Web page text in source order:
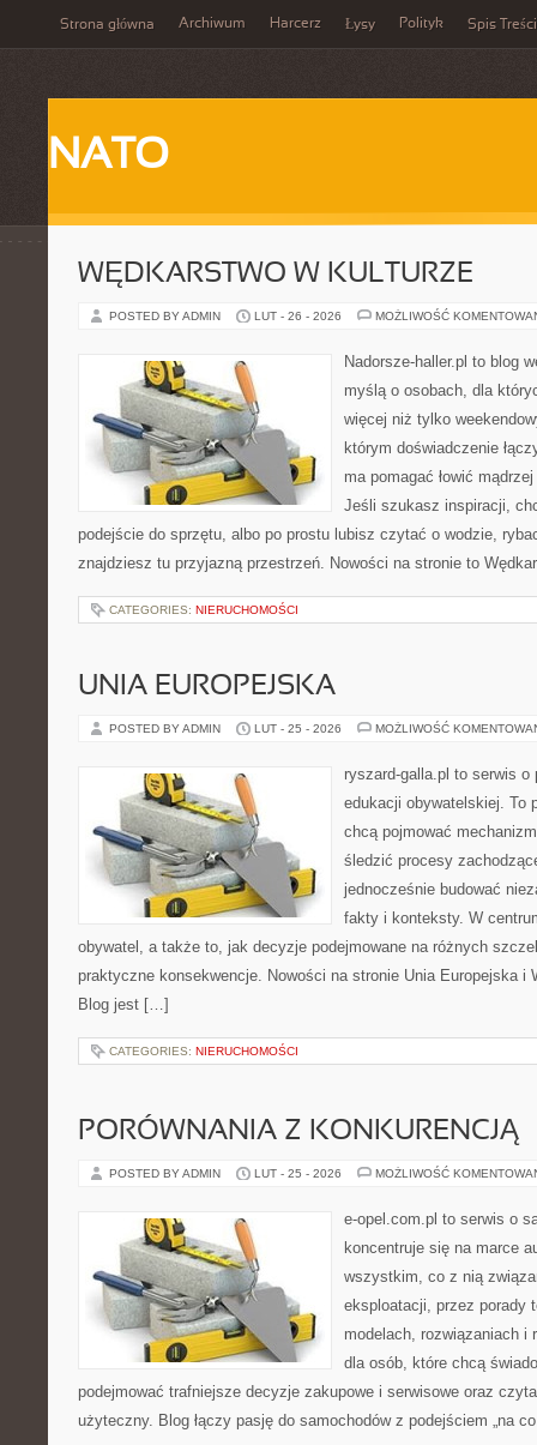
Strona główna Archiwum Harcerz Łysy Polityk Spis Treści
NATO
WĘDKARSTWO W KULTURZE
POSTED BY ADMIN LUT - 26 - 2026 MOŻLIWOŚĆ
Nadorsze-haller.pl to blog
myślą o osobach, dla
więcej niż tylko
którym doświadczenie
ma pomagać łowić
Jeśli szukasz inspiracji,
podejście do sprzętu, albo po prostu lubisz czytać o wodzie,
znajdziesz tu przyjazną przestrzeń. Nowości na stronie to
CATEGORIES: NIERUCHOMOŚCI
UNIA EUROPEJSKA
POSTED BY ADMIN LUT - 25 - 2026 MOŻLIWOŚĆ
ryszard-galla.pl to serwis
edukacji obywatelskiej. To
chcą pojmować
śledzić procesy
jednocześnie budować
fakty i konteksty. W
obywatel, a także to, jak decyzje podejmowane na różnych
praktyczne konsekwencje. Nowości na stronie Unia Europejska i
Blog jest […]
CATEGORIES: NIERUCHOMOŚCI
PORÓWNANIA Z KONKURENCJĄ
POSTED BY ADMIN LUT - 25 - 2026 MOŻLIWOŚĆ
e-opel.com.pl to serwis o
koncentruje się na marce
wszystkim, co z nią
eksploatacji, przez porady
modelach, rozwiązaniach i
dla osób, które chcą
podejmować trafniejsze decyzje zakupowe i serwisowe oraz
użyteczny. Blog łączy pasję do samochodów z podejściem „na